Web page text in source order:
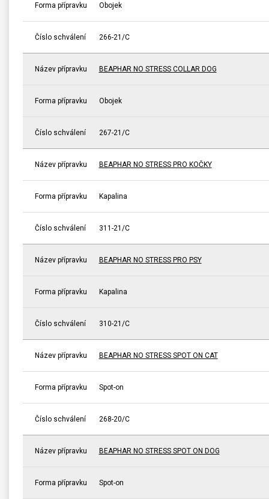
Forma přípravku Obojek
Číslo schválení 266-21/C
Název přípravku BEAPHAR NO STRESS COLLAR DOG
Forma přípravku Obojek
Číslo schválení 267-21/C
Název přípravku BEAPHAR NO STRESS PRO KOČKY
Forma přípravku Kapalina
Číslo schválení 311-21/C
Název přípravku BEAPHAR NO STRESS PRO PSY
Forma přípravku Kapalina
Číslo schválení 310-21/C
Název přípravku BEAPHAR NO STRESS SPOT ON CAT
Forma přípravku Spot-on
Číslo schválení 268-20/C
Název přípravku BEAPHAR NO STRESS SPOT ON DOG
Forma přípravku Spot-on